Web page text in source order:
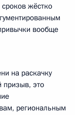
жёстко
вообще
на раскачку
призыв, это
региональным